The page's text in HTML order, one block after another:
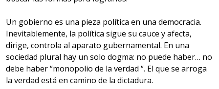
Un gobierno es una pieza política en una democracia.
Inevitablemente, la política sigue su cauce y afecta,
dirige, controla al aparato gubernamental. En una
sociedad plural hay un solo dogma: no puede haber… no
debe haber “monopolio de la verdad “. El que se arroga
la verdad está en camino de la dictadura.